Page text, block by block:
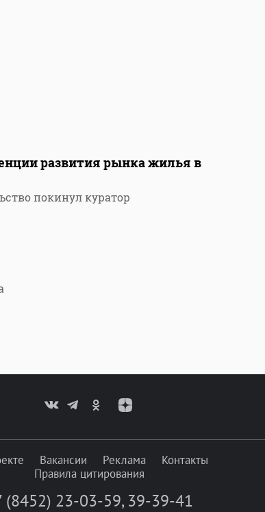
развития рынка жилья в
покинул куратор
Вакансии Реклама
Контакты
Правила цитирования
(8452) 23-03-59, 39-39-41